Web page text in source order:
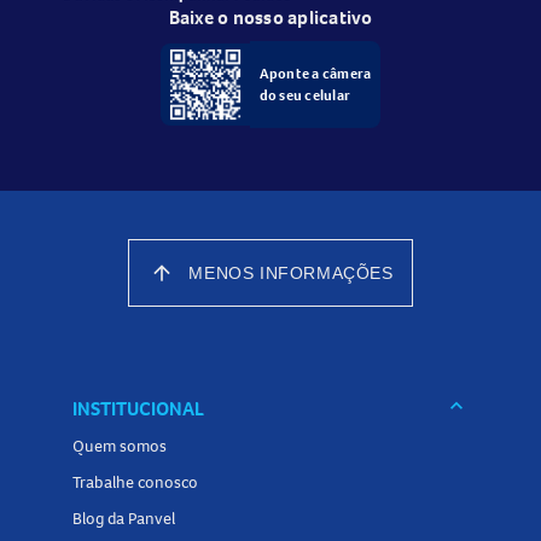
Baixe o nosso aplicativo
Aponte a câmera
do seu celular
arrow_upward MENOS INFORMAÇÕES
INSTITUCIONAL keyboard_arrow_down
Quem somos
Trabalhe conosco
Blog da Panvel